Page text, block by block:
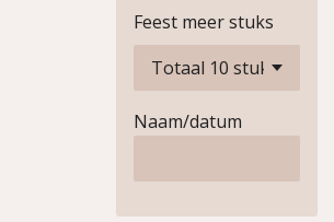
Feest meer stuks
Naam/datum